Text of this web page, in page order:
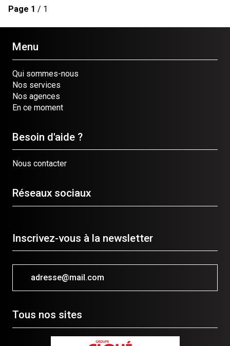
Page 1 / 1
Menu
Qui sommes-nous
Nos services
Nos agences
En ce moment
Besoin d'aide ?
Nous contacter
Réseaux sociaux
Inscrivez-vous à la newsletter
adresse@mail.com
Tous nos sites